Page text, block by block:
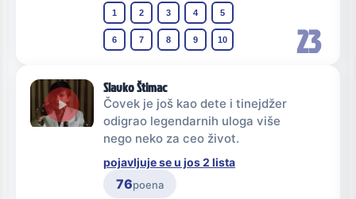
23
1 2 3 4 5
6 7 8 9 10
Slavko Štimac
Čovek je još kao dete i tinejdžer
odigrao legendarnih uloga više
nego neko za ceo život.
pojavljuje se u jos 2 lista
76poena